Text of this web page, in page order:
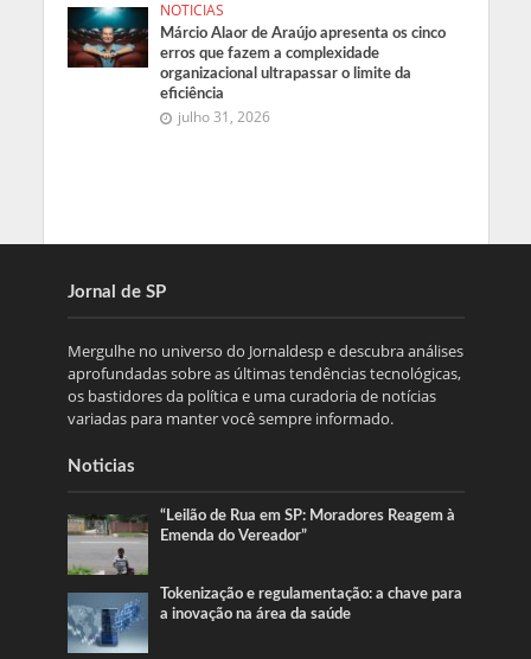
NOTICIAS
Márcio Alaor de Araújo apresenta os cinco
erros que fazem a complexidade
organizacional ultrapassar o limite da
eficiência
julho 31, 2026
Jornal de SP
Mergulhe no universo do Jornaldesp e descubra análises
aprofundadas sobre as últimas tendências tecnológicas,
os bastidores da política e uma curadoria de notícias
variadas para manter você sempre informado.
Noticias
“Leilão de Rua em SP: Moradores Reagem à
Emenda do Vereador”
Tokenização e regulamentação: a chave para
a inovação na área da saúde